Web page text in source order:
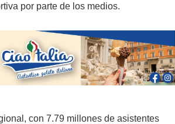
por parte de los medios.
con 7.79 millones de asistentes